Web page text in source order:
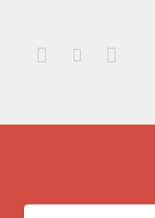
  